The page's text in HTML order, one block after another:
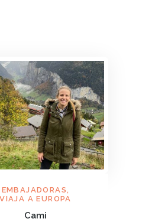
EMBAJADORAS ,
VIAJA A EUROPA
Cami